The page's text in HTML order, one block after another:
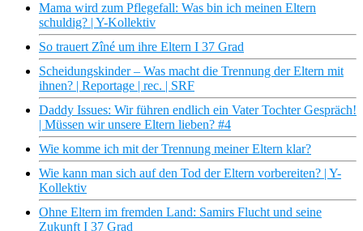
Mama wird zum Pflegefall: Was bin ich meinen Eltern
schuldig? | Y-Kollektiv
So trauert Zîné um ihre Eltern I 37 Grad
Scheidungskinder – Was macht die Trennung der Eltern mit
ihnen? | Reportage | rec. | SRF
Daddy Issues: Wir führen endlich ein Vater Tochter Gespräch!
| Müssen wir unsere Eltern lieben? #4
Wie komme ich mit der Trennung meiner Eltern klar?
Wie kann man sich auf den Tod der Eltern vorbereiten? | Y-
Kollektiv
Ohne Eltern im fremden Land: Samirs Flucht und seine
Zukunft I 37 Grad